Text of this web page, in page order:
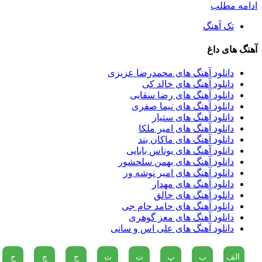
ادامه مطلب
تک آهنگ
آهنگ های داغ
دانلود آهنگ های محمدرضا عزیزی
دانلود آهنگ های خالد کی
دانلود آهنگ های رضا سقایی
دانلود آهنگ های نیما صفری
دانلود آهنگ های ستیار
دانلود آهنگ های امیر ملکا
دانلود آهنگ های ماکان بند
دانلود آهنگ های یوناس بابایی
دانلود آهنگ های بهمن سلحشور
دانلود آهنگ های امیر نوشه ور
دانلود آهنگ های مهدار
دانلود آهنگ های خالق
دانلود آهنگ های حامد حام جی
دانلود آهنگ های معز گوهری
دانلود آهنگ های علی اس و سانی
الف ب پ ت ث ج چ ح